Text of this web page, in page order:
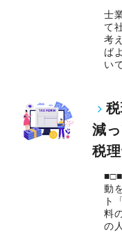
士
て
考
ば
い
減
税
動
ト
料
の